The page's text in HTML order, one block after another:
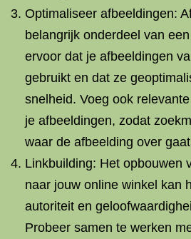
Optimaliseer afbeeldingen:
belangrijk onderdeel van
ervoor dat je afbeeldingen
gebruikt en dat ze
snelheid. Voeg ook
je afbeeldingen, zodat
waar de afbeelding over
Linkbuilding: Het opbouwen
naar jouw online winkel kan
autoriteit en
Probeer samen te werken